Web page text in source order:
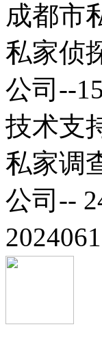
成都市
私家侦
公司--
技术支
私家调
公司--